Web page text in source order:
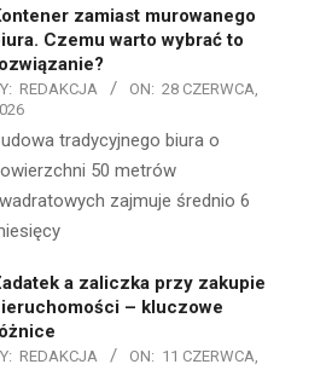
zamiast murowanego
Czemu warto wybrać to
REDAKCJA ON: 28 CZERWCA,
tradycyjnego biura o
50 metrów
zajmuje średnio 6
a zaliczka przy zakupie
– kluczowe
REDAKCJA ON: 11 CZERWCA,